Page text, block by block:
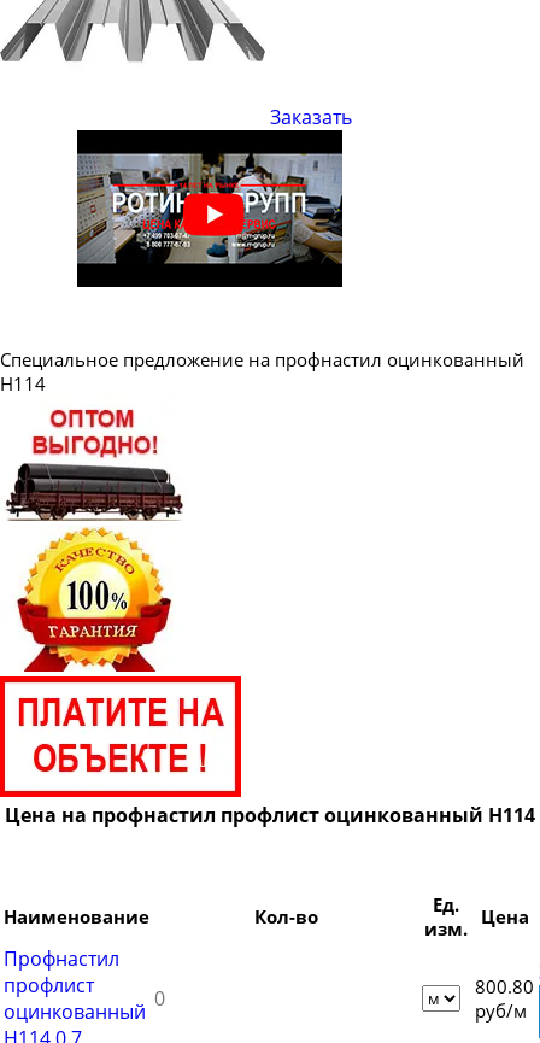
Профнастил профлист НС44
Профнастил профлист Н57
Профнастил профлист Н114
Профнастил профлист оцинкованный Н57
Профнастил профлист оцинкованный Н75
Заказать
Специальное предложение на профнастил оцинкованный
Н114
Цена на профнастил профлист оцинкованный Н114
Наименование Кол-во
Ед.
изм. Цена
Профнастил
профлист
оцинкованный
Н114 0.7
800.80
руб/м